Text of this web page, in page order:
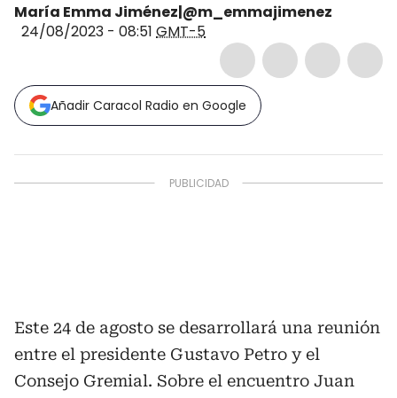
María Emma Jiménez|@m_emmajimenez
24/08/2023 - 08:51 GMT-5
Añadir Caracol Radio en Google
Este 24 de agosto se desarrollará una reunión
entre el presidente Gustavo Petro y el
Consejo Gremial. Sobre el encuentro Juan